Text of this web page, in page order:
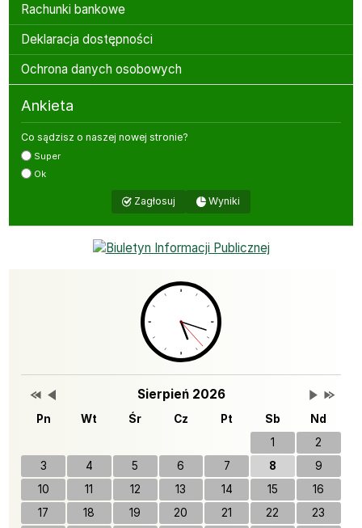
Rachunki bankowe
Deklaracja dostępności
Ochrona danych osobowych
Ankieta
Co sądzisz o naszej nowej stronie?
Super
Ok
Zagłosuj Wyniki
Bannery boczne
Wydarzenia Lista wydarzeń w miesiącu
Sierpień 2026Brak wydarzeń w tym
Przestaw datę na Sierpień 2025
Przestaw datę na Lipiec 2026
Pn Wt Śr Cz Pt Sb
Nd
1
2
3
4 5 6 7 8
9
10
11 12 13 14 15
16
17
18 19 20 21 22 23